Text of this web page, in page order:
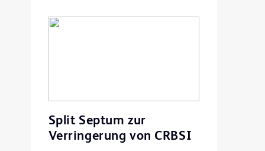
Split Septum zur
Verringerung von CRBSI